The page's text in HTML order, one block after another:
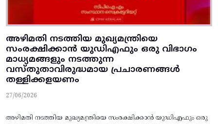
അഴിമതി നടത്തിയ മുഖ്യമന്ത്രിയെ
സംരക്ഷിക്കാന്‍ യുഡിഎഫും ഒരു വിഭാഗം
മാധ്യമങ്ങളും നടത്തുന്ന
വസ്‌തുതാവിരുദ്ധമായ പ്രചാരണങ്ങള്‍
തള്ളിക്കളയണം
27/06/2026
അഴിമതി നടത്തിയ മുഖ്യമന്ത്രിയെ സംരക്ഷിക്കാന്‍ യുഡിഎഫും ഒരു